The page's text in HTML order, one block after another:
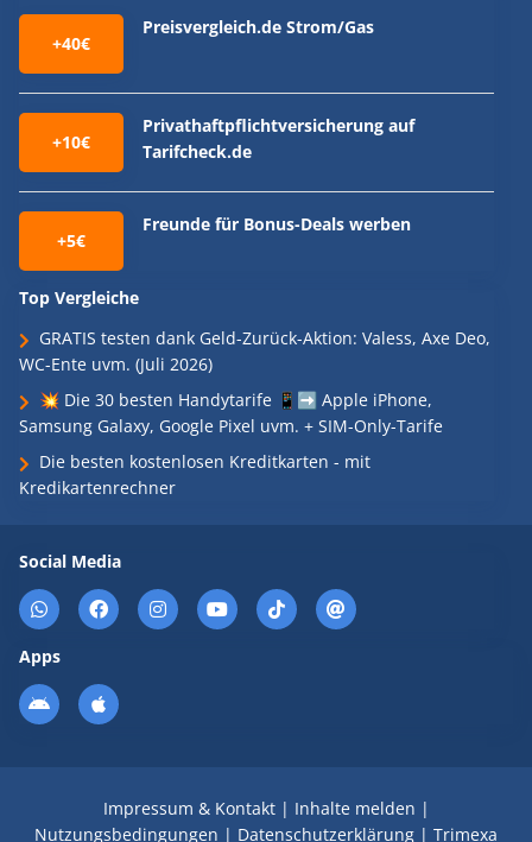
+40€
Preisvergleich.de Strom/Gas
+10€
Privathaftpflichtversicherung auf
Tarifcheck.de
+5€
Freunde für Bonus-Deals werben
Top Vergleiche
GRATIS testen dank Geld-Zurück-Aktion: Valess, Axe Deo,
WC-Ente uvm. (Juli 2026)
💥 Die 30 besten Handytarife 📱➡️ Apple iPhone,
Samsung Galaxy, Google Pixel uvm. + SIM-Only-Tarife
Die besten kostenlosen Kreditkarten - mit
Kredikartenrechner
Social Media
Apps
Impressum & Kontakt| Inhalte melden |
Nutzungsbedingungen | Datenschutzerklärung | Trimexa